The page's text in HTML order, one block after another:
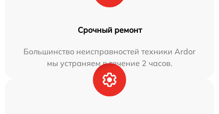
Срочный ремонт
Большинство неисправностей техники Ardor
мы устраняем в течение 2 часов.